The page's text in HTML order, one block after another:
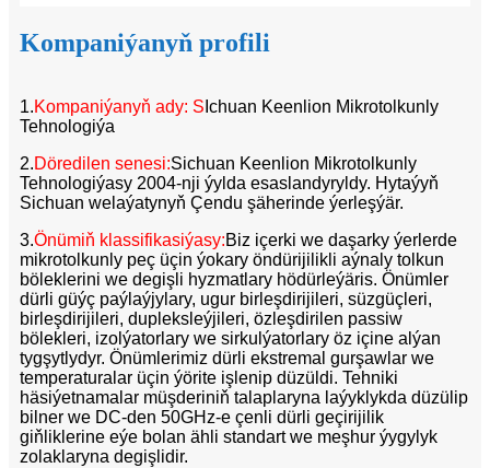
Kompaniýanyň profili
1.Kompaniýanyň ady: S Ichuan Keenlion Mikrotolkunly
Tehnologiýa
2.Döredilen senesi:Sichuan Keenlion Mikrotolkunly
Tehnologiýasy 2004-nji ýylda esaslandyryldy. Hytaýyň
Sichuan welaýatynyň Çendu şäherinde ýerleşýär.
3.Önümiň klassifikasiýasy:Biz içerki we daşarky ýerlerde
mikrotolkunly peç üçin ýokary öndürijilikli aýnaly tolkun
böleklerini we degişli hyzmatlary hödürleýäris. Önümler
dürli güýç paýlaýjylary, ugur birleşdirijileri, süzgüçleri,
birleşdirijileri, dupleksleýjileri, özleşdirilen passiw
bölekleri, izolýatorlary we sirkulýatorlary öz içine alýan
tygşytlydyr. Önümlerimiz dürli ekstremal gurşawlar we
temperaturalar üçin ýörite işlenip düzüldi. Tehniki
häsiýetnamalar müşderiniň talaplaryna laýyklykda düzülip
bilner we DC-den 50GHz-e çenli dürli geçirijilik
giňliklerine eýe bolan ähli standart we meşhur ýygylyk
zolaklaryna degişlidir.